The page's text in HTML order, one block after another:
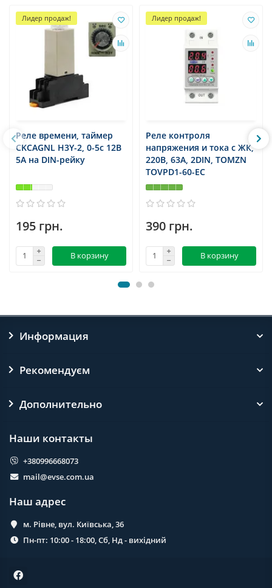
Лидер продаж!
Реле времени, таймер
CKCAGNL H3Y-2, 0-5c 12В
5А на DIN-рейку
195 грн.
В корзину
Лидер продаж!
Реле контроля
напряжения и тока с ЖК,
220В, 63А, 2DIN, TOMZN
TOVPD1-60-EC
390 грн.
В корзину
Информация
Рекомендуєм
Дополнительно
Наши контакты
+380996668073
mail@evse.com.ua
Наш адрес
м. Рівне, вул. Київська, 36
Пн-пт: 10:00 - 18:00, Сб, Нд - вихідний